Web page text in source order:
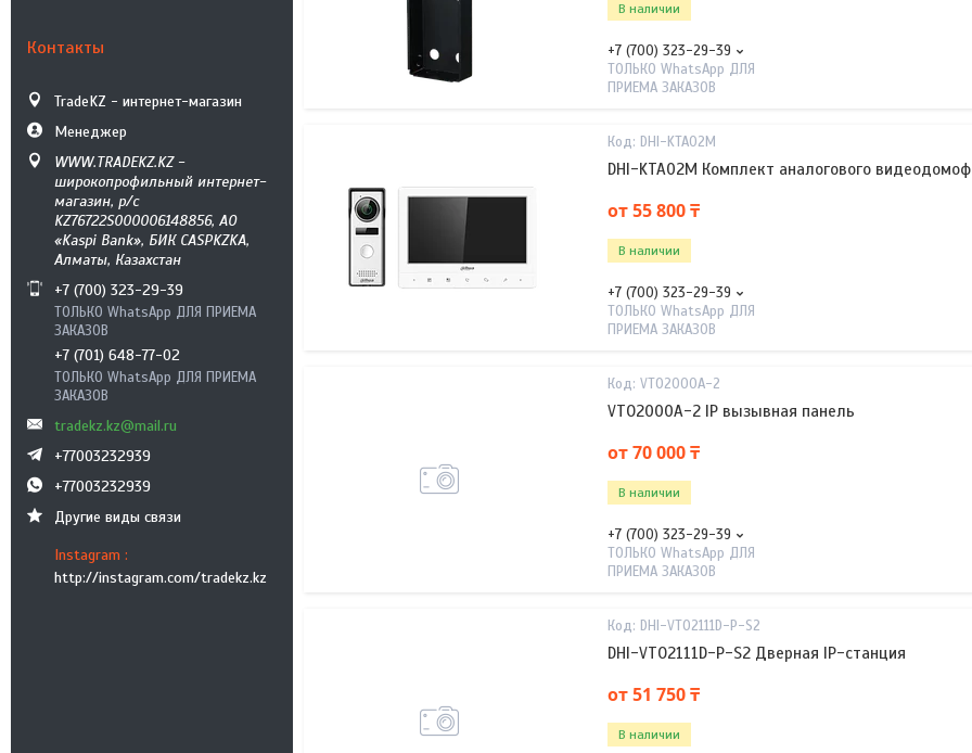
Контакты
TradeKZ - интернет-магазин
Менеджер
WWW.TRADEKZ.KZ -
широкопрофильный интернет-
магазин, р/с
KZ76722S000006148856, АО
«Kaspi Bank», БИК CASPKZKA,
Алматы, Казахстан
+7 (700) 323-29-39
ТОЛЬКО WhatsApp ДЛЯ ПРИЕМА
ЗАКАЗОВ
+7 (701) 648-77-02
ТОЛЬКО WhatsApp ДЛЯ ПРИЕМА
ЗАКАЗОВ
tradekz.kz@mail.ru
+77003232939
+77003232939
Другие виды связи
Instagram
http://instagram.com/tradekz.kz
В наличии
+7 (700) 323-29-39
ТОЛЬКО WhatsApp ДЛЯ
ПРИЕМА ЗАКАЗОВ
DHI-KTA02M
DHI-KTA02M Комплект аналогового
от 55 800 ₸
В наличии
+7 (700) 323-29-39
ТОЛЬКО WhatsApp ДЛЯ
ПРИЕМА ЗАКАЗОВ
VTO2000A-2
VTO2000A-2 IP вызывная панель
от 70 000 ₸
В наличии
+7 (700) 323-29-39
ТОЛЬКО WhatsApp ДЛЯ
ПРИЕМА ЗАКАЗОВ
DHI-VTO2111D-P-S2
DHI-VTO2111D-P-S2 Дверная IP-станция
от 51 750 ₸
В наличии